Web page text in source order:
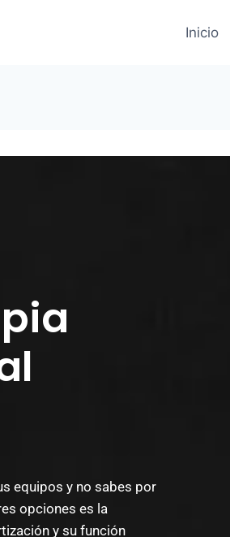
Inicio
equipos y no sabes por
opciones es la
y su función